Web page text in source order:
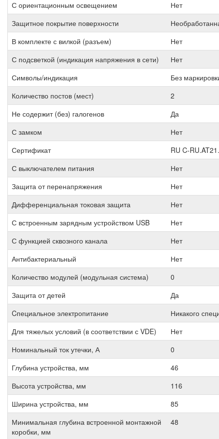
С ориентационным освещением
Нет
Защитное покрытие поверхности
В комплекте с вилкой (разъем)
Нет
С подсветкой (индикация напряжения в сети)
Нет
Символы/индикация
Без
Количество постов (мест)
2
Не содержит (без) галогенов
Да
С замком
Нет
Сертификат
RU C-
С выключателем питания
Нет
Защита от перенапряжения
Нет
Дифференциальная токовая защита
Нет
С встроенным зарядным устройством USB
Нет
С функцией сквозного канала
Нет
Антибактериальный
Нет
Количество модулей (модульная система)
0
Защита от детей
Да
Cпециальное электропитание
Никакого
Для тяжелых условий (в соответствии с VDE)
Нет
Номинальный ток утечки, А
0
Глубина устройства, мм
46
Высота устройства, мм
116
Ширина устройства, мм
85
Минимальная глубина встроенной монтажной
коробки, мм
48